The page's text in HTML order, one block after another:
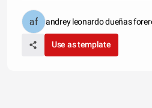
andrey leonardo dueñas
Use as template